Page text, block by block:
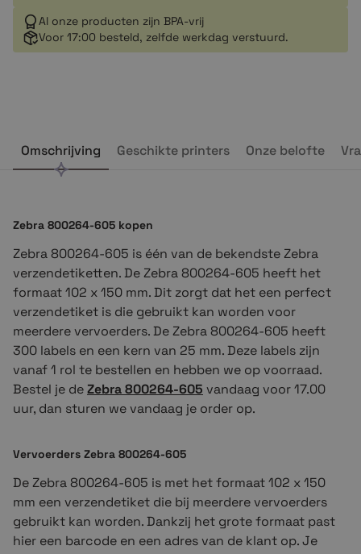
Al onze producten zijn BPA-vrij
Voor 17:00 besteld, zelfde werkdag verstuurd.
Omschrijving Geschikte printers Onze belofte
Zebra 800264-605 kopen
Zebra 800264-605 is één van de bekendste Zebra
verzendetiketten. De Zebra 800264-605 heeft het
formaat 102 x 150 mm. Dit zorgt dat het een perfect
verzendetiket is die gebruikt kan worden voor
meerdere vervoerders. De Zebra 800264-605 heeft
300 labels en een kern van 25 mm. Deze labels zijn
vanaf 1 rol te bestellen en hebben we op voorraad.
Bestel je deZebra 800264-605 vandaag voor 17.00
uur, dan sturen we vandaag je order op.
Vervoerders Zebra 800264-605
De Zebra 800264-605 is met het formaat 102 x 150
mm een verzendetiket die bij meerdere vervoerders
gebruikt kan worden. Dankzij het grote formaat past
hier een barcode en een adres van de klant op. Je